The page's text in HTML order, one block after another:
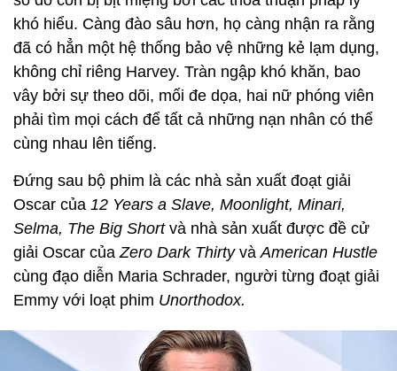
khó hiểu. Càng đào sâu hơn, họ càng nhận ra rằng
đã có hẳn một hệ thống bảo vệ những kẻ lạm dụng,
không chỉ riêng Harvey. Tràn ngập khó khăn, bao
vây bởi sự theo dõi, mối đe dọa, hai nữ phóng viên
phải tìm mọi cách để tất cả những nạn nhân có thể
cùng nhau lên tiếng.
Đứng sau bộ phim là các nhà sản xuất đoạt giải
Oscar của 12 Years a Slave, Moonlight, Minari,
Selma, The Big Shortvà nhà sản xuất được đề cử
giải Oscar của Zero Dark Thirty và American Hustle
cùng đạo diễn Maria Schrader, người từng đoạt giải
Emmy với loạt phim Unorthodox.